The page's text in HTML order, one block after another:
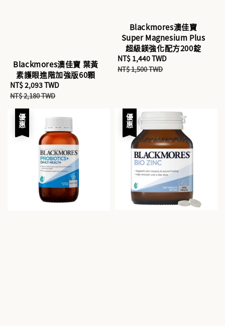
Blackmores澳佳寶 葉黃
素護眼進階加強版60顆
Sale
price
NT$ 2,093 TWD
NT$ 2,180 TWD
Blackmores澳佳寶
Super Magnesium Plus
超級鎂強化配方200錠
Sale
price
NT$ 1,440 TWD
NT$ 1,500 TWD
優惠 優惠